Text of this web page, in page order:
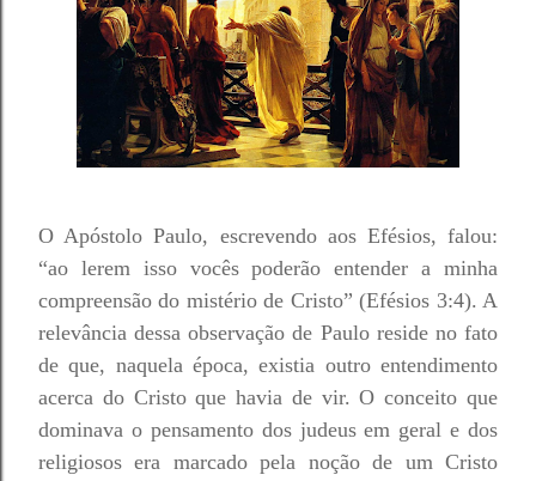
O Apóstolo Paulo, escrevendo aos Efésios, falou:
“ao lerem isso vocês poderão entender a minha
compreensão do mistério de Cristo” (Efésios 3:4). A
relevância dessa observação de Paulo reside no fato
de que, naquela época, existia outro entendimento
acerca do Cristo que havia de vir. O conceito que
dominava o pensamento dos judeus em geral e dos
religiosos era marcado pela noção de um Cristo